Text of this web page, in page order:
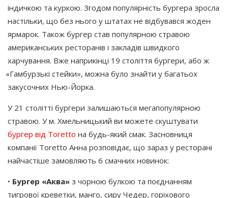
індичкою та куркою. Згодом популярність бургера зросла
настільки, що без нього у штатах не відбувався жоден
ярмарок. Також бургер став популярною стравою
американських ресторанів і закладів швидкого
харчування. Вже наприкінці 19 століття бургери, або ж
«Гамбурзькі стейки», можна було знайти у багатьох
закусочних Нью-Йорка.
У 21 столітті бургери залишаються мегапопулярною
стравою. У м. Хмельницький ви можете скуштувати
бургер від Toretto на будь-який смак. Засновниця
компанії Toretto Анна розповідає, що зараз у ресторані
найчастіше замовляють 6 смачних новинок:
• Бургер «Аква» з чорною булкою та поєднанням
тигрової креветки, манго, сиру Чедер, горіхового